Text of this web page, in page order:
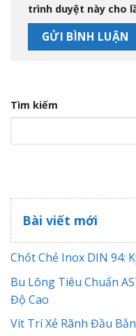
trình duyệt này cho
Tìm kiếm
Bài viết mới
Chốt Chẻ Inox DIN 94:
Bu Lông Tiêu Chuẩn
Độ Cao
Vít Trí Xẻ Rãnh Đầu